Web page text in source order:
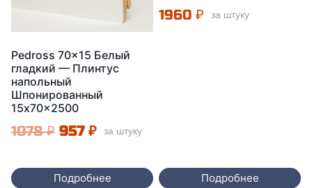
Pedross 70×15 Белый
гладкий — Плинтус
напольный
Шпонированный
15x70x2500
1078₽ Первоначальная
составляла
957 ₽Текущая
957 ₽.
за штуку
Подробнее
1960 ₽ за штуку
Подробнее